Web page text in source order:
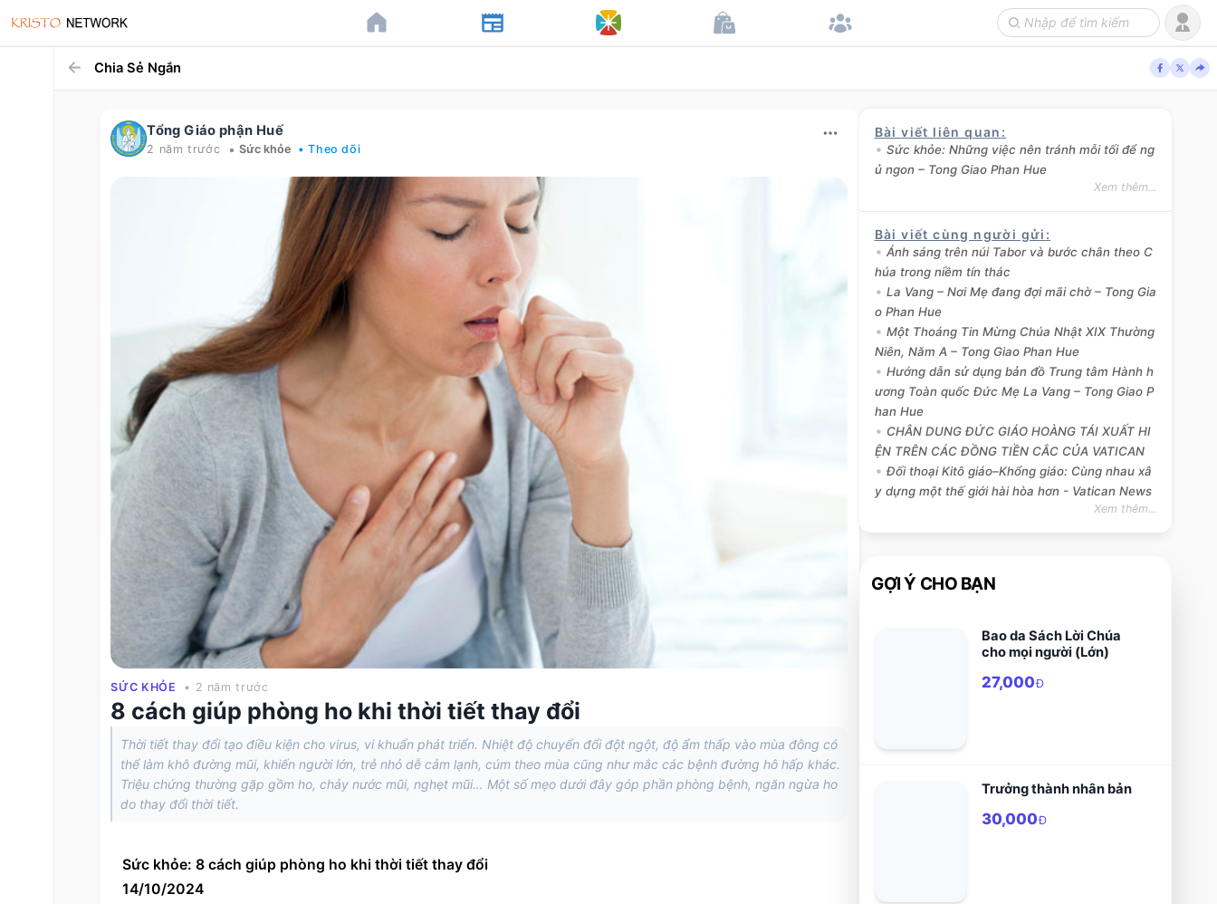
Chia Sẻ Ngắn
Tổng Giáo phận Huế
2 năm trước • Sức khỏe • Theo dõi
SỨC KHỎE • 2 năm trước
8 cách giúp phòng ho khi thời tiết thay đổi
Thời tiết thay đổi tạo điều kiện cho virus, vi khuẩn phát triển. Nhiệt độ chuyển đổi đột ngột, độ ẩm thấp vào mùa đông có
thể làm khô đường mũi, khiến người lớn, trẻ nhỏ dễ cảm lạnh, cúm theo mùa cũng như mắc các bệnh đường hô hấp khác.
Triệu chứng thường gặp gồm ho, chảy nước mũi, nghẹt mũi… Một số mẹo dưới đây góp phần phòng bệnh, ngăn ngừa ho
do thay đổi thời tiết.
Sức khỏe: 8 cách giúp phòng ho khi thời tiết thay đổi
14/10/2024
Bài viết liên quan :
Sức khỏe: Những việc nên tránh mỗi tối để ng
ủ ngon – Tong Giao Phan Hue
Xem thêm...
Bài viết cùng người gửi :
Ánh sáng trên núi Tabor và bước chân theo C
húa trong niềm tín thác
La Vang – Nơi Mẹ đang đợi mãi chờ – Tong Gia
o Phan Hue
Một Thoáng Tin Mừng Chúa Nhật XIX Thường
Niên, Năm A – Tong Giao Phan Hue
Hướng dẫn sử dụng bản đồ Trung tâm Hành h
ương Toàn quốc Đức Mẹ La Vang – Tong Giao P
han Hue
CHÂN DUNG ĐỨC GIÁO HOÀNG TÁI XUẤT HI
ỆN TRÊN CÁC ĐỒNG TIỀN CẮC CỦA VATICAN
Đối thoại Kitô giáo–Khổng giáo: Cùng nhau xâ
y dựng một thế giới hài hòa hơn - Vatican News
Xem thêm...
GỢI Ý CHO BẠN
Bao da Sách Lời Chúa
cho mọi người (Lớn)
27,000Đ
Trưởng thành nhân bản
30,000Đ